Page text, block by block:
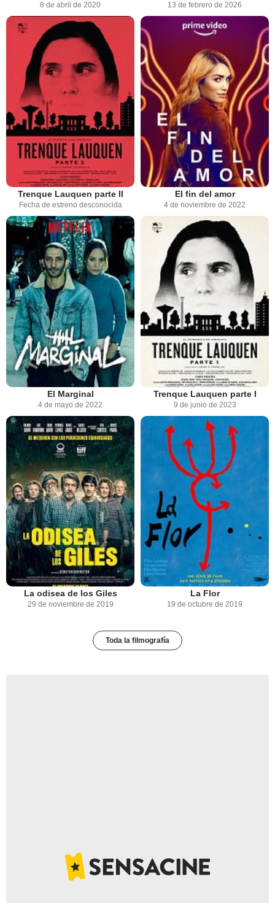
8 de abril de 2020 13 de febrero de 2026
Trenque Lauquen parte II
Fecha de estreno desconocida
El fin del amor
4 de noviembre de 2022
El Marginal
4 de mayo de 2022
Trenque Lauquen parte I
9 de junio de 2023
La odisea de los Giles
29 de noviembre de 2019
La Flor
19 de octubre de 2019
Toda la filmografía